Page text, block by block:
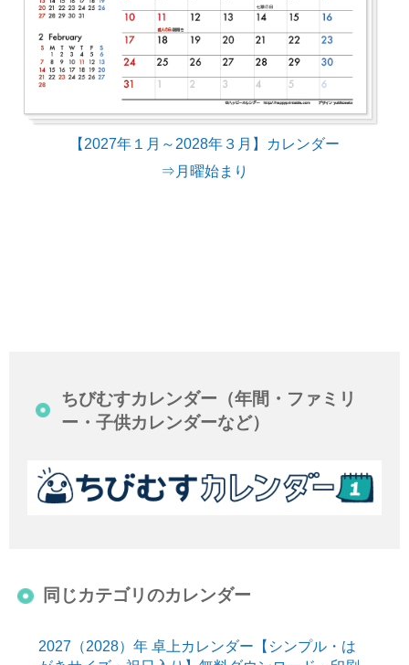
【2027年１月～2028年３月】カレンダー
⇒月曜始まり
ちびむすカレンダー（年間・ファミリ
ー・子供カレンダーなど）
同じカテゴリのカレンダー
2027（2028）年 卓上カレンダー【シンプル・は